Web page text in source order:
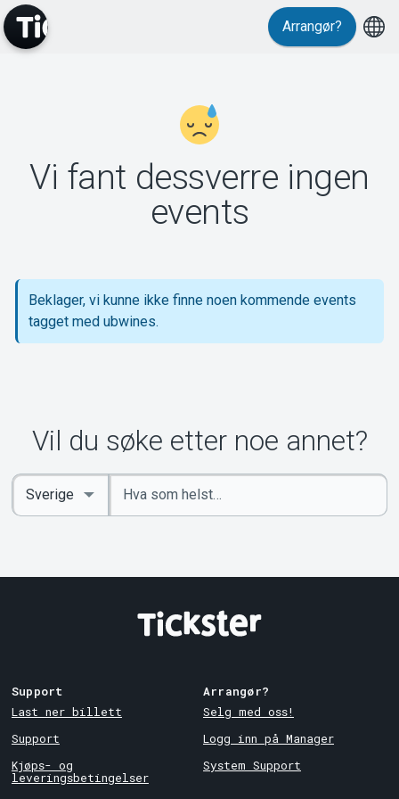
Support
Om Tickster
Arrangør?
Vi fant dessverre ingen
events
Beklager, vi kunne ikke finne noen kommende events
tagget med ubwines.
Vil du søke etter noe annet?
Angi
nøkkelord
Select
Country
Support
Last ner billett
Support
Kjøps- og
leveringsbetingelser
Arrangør?
Selg med oss!
Logg inn på Manager
System Support